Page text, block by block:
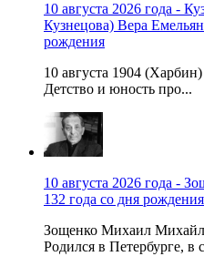
10 августа 2026 года -
Кузнецова) Вера
рождения
10 августа 1904
Детство и юность про...
10 августа 2026 года -
132 года со дня рождения
Зощенко Михаил
Родился в Петербурге, в